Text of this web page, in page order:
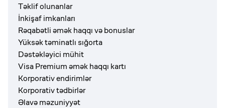
Təklif olunanlar
İnkişaf imkanları
Rəqabətli əmək haqqı və bonuslar
Yüksək təminatlı sığorta
Dəstəkləyici mühit
Visa Premium əmək haqqı kartı
Korporativ endirimlər
Korporativ tədbirlər
Əlavə məzuniyyət